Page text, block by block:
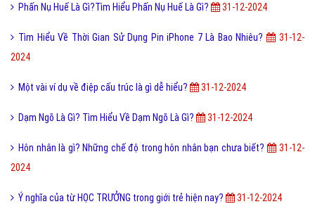
Phấn Nụ Huế Là Gì?Tìm Hiểu Phấn Nụ Huế Là Gì? 31-12-2024
Tìm Hiểu Về Thời Gian Sử Dụng Pin iPhone 7 Là Bao Nhiêu?
31-12-
2024
Một vài ví dụ về điệp cấu trúc là gì dễ hiểu? 31-12-2024
Dạm Ngõ Là Gì? Tìm Hiểu Về Dạm Ngõ Là Gì? 31-12-2024
Hôn nhân là gì? Những chế độ trong hôn nhân bạn chưa biết?
31-12-
2024
Ý nghĩa của từ HỌC TRƯỞNG trong giới trẻ hiện nay? 31-12-2024